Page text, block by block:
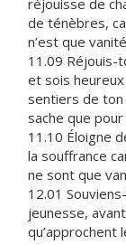
réjouisse de
de ténèbres,
n’est que
11.09 Réjouis-
et sois
sentiers de
sache que
11.10 Éloigne
la souffrance
ne sont que
12.01
jeunesse,
qu’approchent